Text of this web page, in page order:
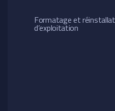
Formatage et
d’exploitation